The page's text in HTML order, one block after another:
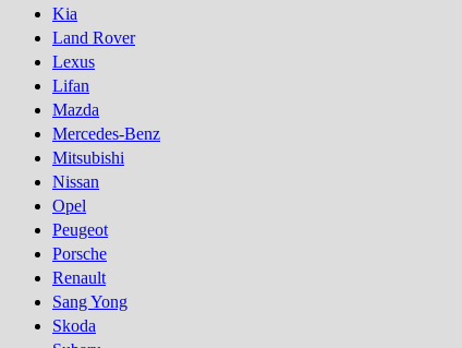
Kia
Land Rover
Lexus
Lifan
Mazda
Mercedes-Benz
Mitsubishi
Nissan
Opel
Peugeot
Porsсhe
Renault
Sang Yong
Skoda